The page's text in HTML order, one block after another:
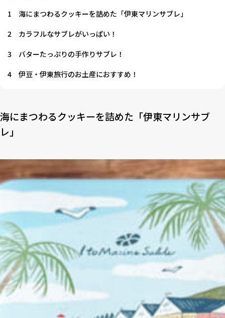
1
海にまつわるクッキーを詰めた「伊東マリンサブレ」
2
カラフルなサブレがいっぱい！
3
バターたっぷりの手作りサブレ！
4
伊豆・伊東旅行のお土産におすすめ！
海にまつわるクッキーを詰めた「伊東マリンサブ
レ」